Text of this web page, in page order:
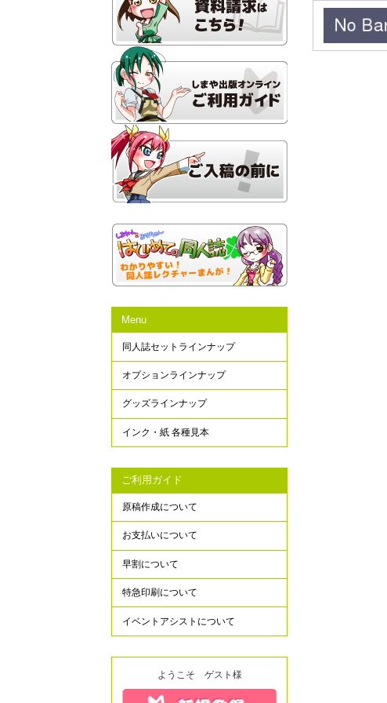
Menu
同人誌セットラインナップ
オプションラインナップ
グッズラインナップ
インク・紙 各種見本
ご利用ガイド
原稿作成について
お支払いについて
早割について
特急印刷について
イベントアシストについて
ようこそ ゲスト様